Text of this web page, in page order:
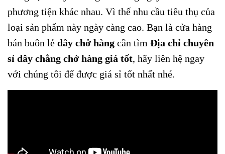
phương tiện khác nhau. Vì thế nhu cầu tiêu thụ của
loại sản phẩm này ngày càng cao. Bạn là cửa hàng
bán buôn lẻ dây chở hàng cần tìm Địa chỉ chuyên
sỉ dây chằng chở hàng giá tốt, hãy liên hệ ngay
với chúng tôi để được giá sỉ tốt nhất nhé.